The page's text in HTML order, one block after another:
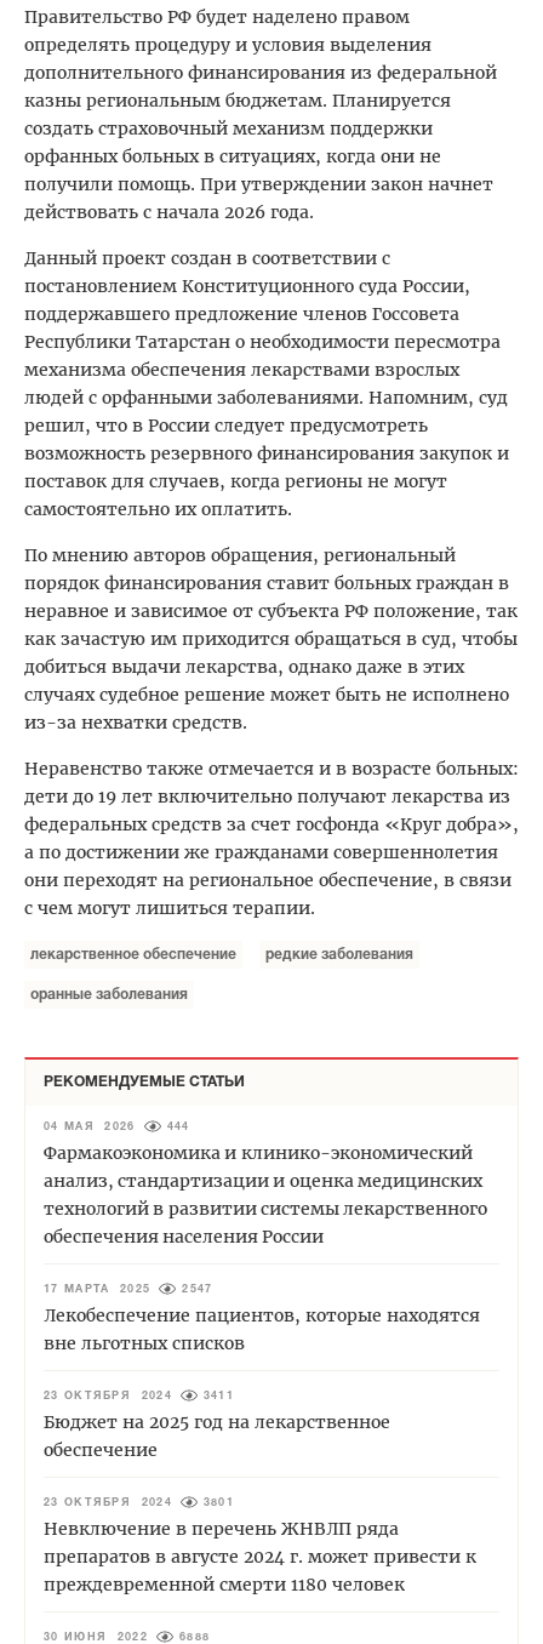
Правительство РФ будет наделено правом
определять процедуру и условия выделения
дополнительного финансирования из федеральной
казны региональным бюджетам. Планируется
создать страховочный механизм поддержки
орфанных больных в ситуациях, когда они не
получили помощь. При утверждении закон начнет
действовать с начала 2026 года.
Данный проект создан в соответствии с
постановлением Конституционного суда России,
поддержавшего предложение членов Госсовета
Республики Татарстан о необходимости пересмотра
механизма обеспечения лекарствами взрослых
людей с орфанными заболеваниями. Напомним, суд
решил, что в России следует предусмотреть
возможность резервного финансирования закупок и
поставок для случаев, когда регионы не могут
самостоятельно их оплатить.
По мнению авторов обращения, региональный
порядок финансирования ставит больных граждан в
неравное и зависимое от субъекта РФ положение, так
как зачастую им приходится обращаться в суд, чтобы
добиться выдачи лекарства, однако даже в этих
случаях судебное решение может быть не исполнено
из-за нехватки средств.
Неравенство также отмечается и в возрасте больных:
дети до 19 лет включительно получают лекарства из
федеральных средств за счет госфонда «Круг добра»,
а по достижении же гражданами совершеннолетия
они переходят на региональное обеспечение, в связи
с чем могут лишиться терапии.
лекарственное обеспечение редкие заболевания
оранные заболевания
РЕКОМЕНДУЕМЫЕ СТАТЬИ
04 МАЯ 2026 444
Фармакоэкономика и клинико-экономический
анализ, стандартизации и оценка медицинских
технологий в развитии системы лекарственного
обеспечения населения России
17 МАРТА 2025 2547
Лекобеспечение пациентов, которые находятся
вне льготных списков
23 ОКТЯБРЯ 2024 3411
Бюджет на 2025 год на лекарственное
обеспечение
23 ОКТЯБРЯ 2024 3801
Невключение в перечень ЖНВЛП ряда
препаратов в августе 2024 г. может привести к
преждевременной смерти 1180 человек
30 ИЮНЯ 2022 6888